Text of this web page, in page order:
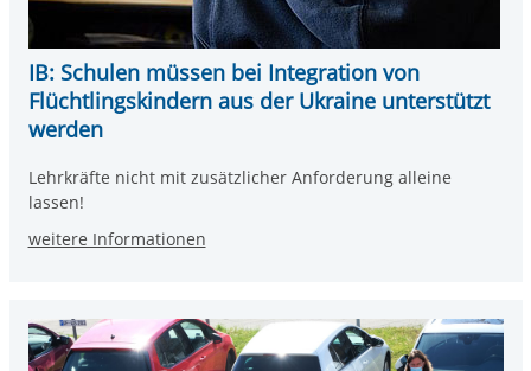
IB: Schulen müssen bei Integration von
Flüchtlingskindern aus der Ukraine unterstützt
werden
Lehrkräfte nicht mit zusätzlicher Anforderung alleine
lassen!
weitere Informationen